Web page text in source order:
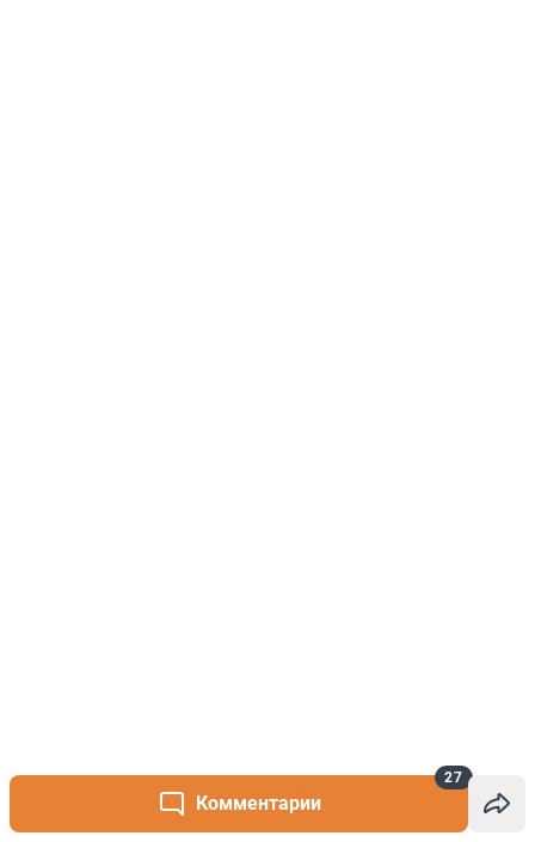
Комментарии
27